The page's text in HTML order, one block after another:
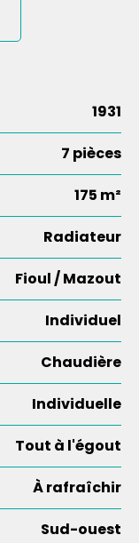
1931
7 pièces
175 m²
Radiateur
Fioul / Mazout
Individuel
Chaudière
Individuelle
Tout à l'égout
À rafraîchir
Sud-ouest